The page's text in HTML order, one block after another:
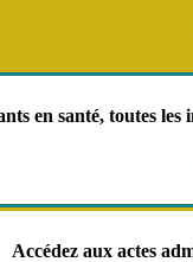
en santé, toutes les
Accédez aux actes